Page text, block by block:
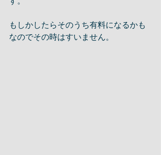
もしかしたらそのうち有料になるかも
なのでその時はすいません。